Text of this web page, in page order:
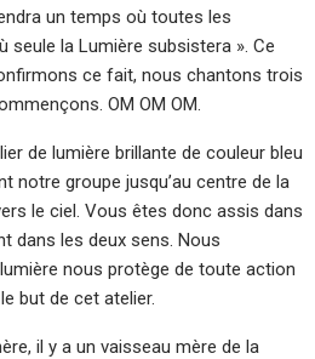
un temps où toutes les
seule la Lumière subsistera ». Ce
ce fait, nous chantons trois
OM OM OM.
de lumière brillante de couleur bleu
notre groupe jusqu’au centre de la
le ciel. Vous êtes donc assis dans
dans les deux sens. Nous
nous protège de toute action
but de cet atelier.
il y a un vaisseau mère de la